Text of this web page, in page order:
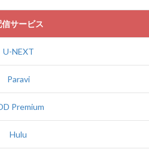
信サービス
U-NEXT
Paravi
Premium
Hulu